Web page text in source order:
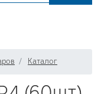
Каталог